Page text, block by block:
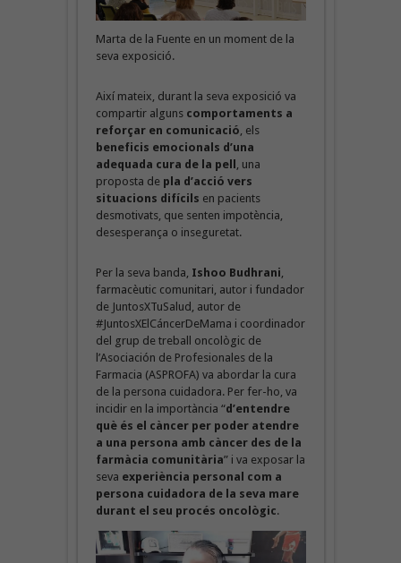
Marta de la Fuente en un moment de la
seva exposició.
Així mateix, durant la seva exposició va
compartir alguns comportaments a
reforçar en comunicació, els
beneficis emocionals d’una
adequada cura de la pell , una
proposta de pla d’acció vers
situacions difícils en pacients
desmotivats, que senten impotència,
desesperança o inseguretat.
Per la seva banda, Ishoo Budhrani,
farmacèutic comunitari, autor i fundador
de JuntosXTuSalud, autor de
#JuntosXElCáncerDeMama i coordinador
del grup de treball oncològic de
l’Asociación de Profesionales de la
Farmacia (ASPROFA) va abordar la cura
de la persona cuidadora. Per fer-ho, va
incidir en la importància “d’entendre
què és el càncer per poder atendre
a una persona amb càncer des de la
farmàcia comunitària” i va exposar la
seva experiència personal com a
persona cuidadora de la seva mare
durant el seu procés oncològic.